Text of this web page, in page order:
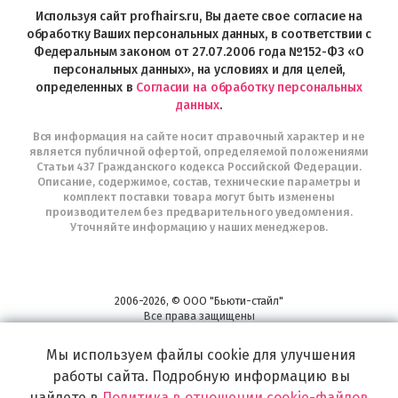
Telegram
Используя сайт profhairs.ru, Вы даете свое согласие на
обработку Ваших персональных данных, в соответствии с
Федеральным законом от 27.07.2006 года №152-ФЗ «О
персональных данных», на условиях и для целей,
определенных в Согласии на обработку персональных
данных.
Вся информация на сайте носит справочный характер и не
является публичной офертой, определяемой положениями
Статьи 437 Гражданского кодекса Российской Федерации.
Описание, содержимое, состав, технические параметры и
комплект поставки товара могут быть изменены
производителем без предварительного уведомления.
Уточняйте информацию у наших менеджеров.
2006-2026, © ООО "Бьюти-стайл"
Все права защищены
Широкий выбор инструментов, аксессуаров и принадлежностей для
воплощения
самых изысканных и необычных идей по созданию Вашего образа и стиля.
Мы используем файлы cookie для улучшения
работы сайта. Подробную информацию вы